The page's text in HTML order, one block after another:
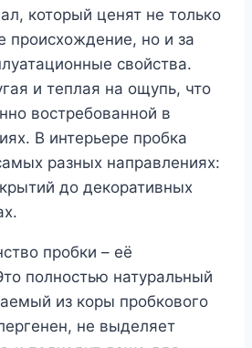
который ценят не только
происхождение, но и за
свойства.
и теплая на ощупь, что
востребованной в
В интерьере пробка
разных направлениях:
до декоративных
пробки – её
полностью натуральный
из коры пробкового
не выделяет